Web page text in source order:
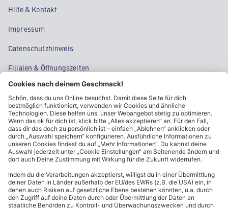
Hilfe & Kontakt
Impressum
Datenschutzhinweis
Filialen & Öffnungszeiten
Kontakt
Cookie-Einstellungen
Kundeninformationen
ALDI Nord folgen